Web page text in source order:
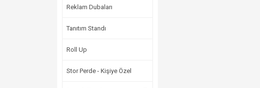
Reklam Dubaları
Tanıtım Standı
Roll Up
Stor Perde - Kişiye Özel